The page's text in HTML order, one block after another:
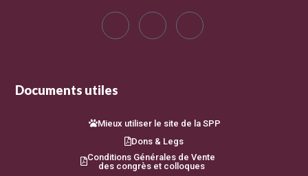
Documents utiles
Mieux utiliser le site de la SPP
Dons & Legs
Conditions Générales de Vente
des congrès et colloques